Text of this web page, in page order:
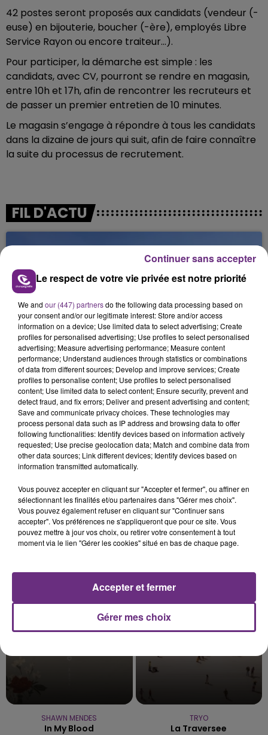
42 postes seront proposés aux candidats (vendeur (-
euse) en bijouterie, boucher (-ère), employés Libre
Service Rayon ou encore traiteur...).
Pour participer, la démarche est simple : les
candidats, avec CV, pourront se rendre en magasin,
entre 10h et 17h, afin de rencontrer les recruteurs et
de passer un premier entretien de 10 minutes.
Le magasin s’engage à répondre à tous les candidats
dans la dizaine de jours qui suit, afin de faire connaître
la suite du processus de recrutement.
FIL D'ACTU
6 août 2026
SI TOUT LE MONDE FAIT ÇA, MOI L'ANNÉE
PROCHAINE JE VENDANGE EN...
La vendange en Champagne a débuté ce jeudi 6
août dans la commune de Montgueux (Aube). Du
jamais vu !
L'INSPECTION DU TRAVAIL RAPPELLE À
L'ORDRE SUR LES CONDITIONS DE...
Alors que les dates de début des vendange 2026
s'est avéré être plus précoce que prévu,
l'inspection du Travail en profite pour rappeler
SHAWN MENDES
In My Blood
TRYO
La Traversee
Le respect de votre vie privée est notre priorité
We and our (447) partnersdo the following data processing based on
your consent and/or our legitimate interest: Store and/or access
information on a device; Use limited data to select advertising; Create
profiles for personalised advertising; Use profiles to select personalised
advertising; Measure advertising performance; Measure content
performance; Understand audiences through statistics or combinations
of data from different sources; Develop and improve services; Create
profiles to personalise content; Use profiles to select personalised
content; Use limited data to select content; Ensure security, prevent and
detect fraud, and fix errors; Deliver and present advertising and content;
Save and communicate privacy choices. These technologies may
process personal data such as IP address and browsing data to offer
following functionalities: Identify devices based on information actively
requested; Use precise geolocation data; Match and combine data from
other data sources; Link different devices; Identify devices based on
information transmitted automatically.
Vous pouvez accepter en cliquant sur "Accepter et fermer", ou affiner en
sélectionnant les finalités et/ou partenaires dans "Gérer mes choix".
Vous pouvez également refuser en cliquant sur "Continuer sans
accepter". Vos préférences ne s'appliqueront que pour ce site. Vous
pouvez mettre à jour vos choix, ou retirer votre consentement à tout
moment via le lien "Gérer les cookies" situé en bas de chaque page.
Gérer mes choix
Accepter et fermer
Continuer sans accepter